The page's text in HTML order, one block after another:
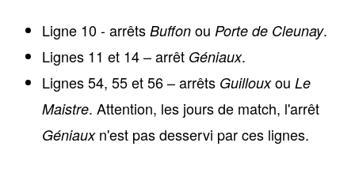
Ligne 10- arrêtsBuffon ou Porte de Cleunay.
Lignes 11 et 14– arrêt Géniaux.
Lignes 54, 55 et 56– arrêts GuillouxouLe
Maistre. Attention, les jours de match, l'arrêt
Géniauxn'est pas desservi par ces lignes.